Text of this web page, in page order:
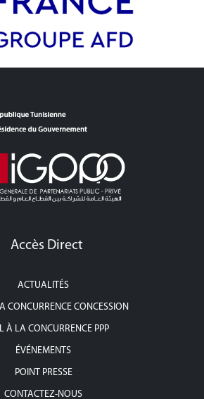
Accès Direct
ACTUALITÉS
CONCURRENCE CONCESSION
À LA CONCURRENCE PPP
ÉVÉNEMENTS
POINT PRESSE
CONTACTEZ-NOUS